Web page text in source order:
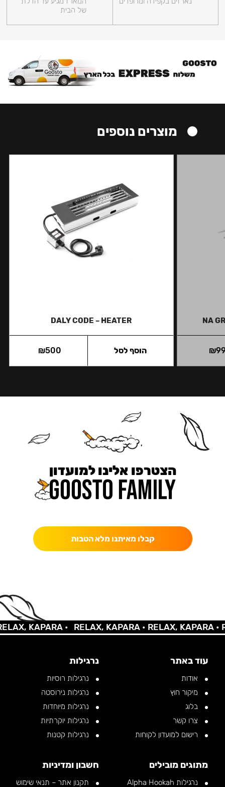
של הבית
מוצרים נוספים
NA
₪
DALY CODE – HEATER
₪500 הוסף לסל
הצטרפו אלינו למועדון
קבלו מאיתנו מלא הטבות
KAPARA • RELAX, KAPARA •RELAX, KAPARA •
עוד באתר
אודות
מיקור חוץ
בלוג
צרו קשר
רישום למועדון לקוחות
נרגילות
נרגילות רוסיות
נרגילות נירוסטה
נרגילות מיוחדות
נרגילות יוקרתיות
נרגילות קטנות
מתוגים מובילים
נרגילות Alpha Hookah
חשבון ומדיניות
תקנון אתר – תנאי שימוש